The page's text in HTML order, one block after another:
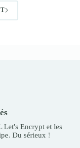
Let's Encrypt et les
Du sérieux !